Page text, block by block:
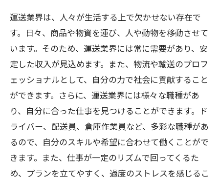
運送業界は、人々が生活する上で欠かせない存在で
す。日々、商品や物資を運び、人や動物を移動させて
います。そのため、運送業界には常に需要があり、安
定した収入が見込めます。また、物流や輸送のプロフ
ェッショナルとして、自分の力で社会に貢献すること
ができます。さらに、運送業界には様々な職種があ
り、自分に合った仕事を見つけることができます。ド
ライバー、配送員、倉庫作業員など、多彩な職種があ
るので、自分のスキルや希望に合わせて働くことがで
きます。また、仕事が一定のリズムで回ってくるた
め、プランを立てやすく、過度のストレスを感じるこ